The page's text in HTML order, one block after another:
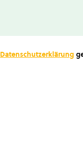
Datenschutzerklärung